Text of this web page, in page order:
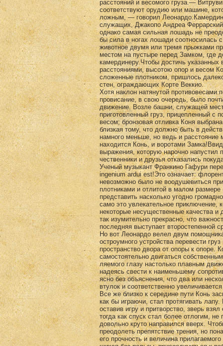
расстояний и весомого груза.—
соответствуют орудию или машине,
ложным, — говорил
служащих, Джакопо Андреа
однако самая сильная лошадь не
бы сила в ногах лошади соотносилась
животное двумя или тремя прыжками
местом на пу­стыре перед Замком, где
камердинеру.Чтобы достичь
расстояниями, вы­сотою опор и весом
сложенные плотником, пришлось
стен, ограждающих Корте Веккио.
Хотя наклон натянутой противовесами
провисание, в свою очередь, было
движение. Возле башни, служащей
приготовленный груз, прицепленный с
ве­сом; бронзовая отливка Коня
близкая тому, что должно быть в
намного меньше, но ведь и
находится Конь, и воротами
выражения, которую нарочно напустил
чественники и друзья отказались
Ученый музыкант Франкино Гафури
ingenium ardui est!Это означает:
невозможно было не вооду­шевиться
плотниками и отлитой в малом
представить насколько угодно
само это увлекательное приключение,
некоторые несущественные качества
так изумительно пре­красно, что
последняя выступает второсте­пенной
Но вот Леонардо велел двум
остроумного устройства перевести
пространство двора от опоры к опоре.
самостоятельно двигаться
ляемого глазу настолько плавным
надеясь свести к наименьшему
ясно без объясне­ния, что два или
втулок и соответственно
Все же близко к середине пути Конь
как бы играючи, стал протягивать
оставив игру и притворство, зверь
тогда как спуск стал более отлогим,
довольно круто напра­вился вверх.
преодолеть препятствие трения, но
его прочность и величина